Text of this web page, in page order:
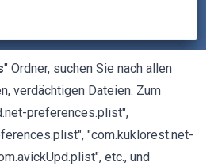
" Ordner, suchen Sie nach allen
verdächtigen Dateien. Zum
preferences.plist",
"com.kuklorest.net-
etc., und